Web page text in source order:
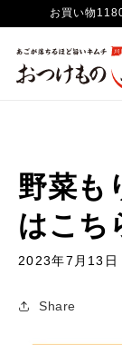
ンツにお買い物
野菜も
はこち
2023年7月13日
Share